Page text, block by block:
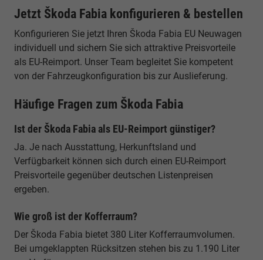
Jetzt Škoda Fabia konfigurieren & bestellen
Konfigurieren Sie jetzt Ihren Škoda Fabia EU Neuwagen
individuell und sichern Sie sich attraktive Preisvorteile
als EU-Reimport. Unser Team begleitet Sie kompetent
von der Fahrzeugkonfiguration bis zur Auslieferung.
Häufige Fragen zum Škoda Fabia
Ist der Škoda Fabia als EU-Reimport günstiger?
Ja. Je nach Ausstattung, Herkunftsland und
Verfügbarkeit können sich durch einen EU-Reimport
Preisvorteile gegenüber deutschen Listenpreisen
ergeben.
Wie groß ist der Kofferraum?
Der Škoda Fabia bietet 380 Liter Kofferraumvolumen.
Bei umgeklappten Rücksitzen stehen bis zu 1.190 Liter